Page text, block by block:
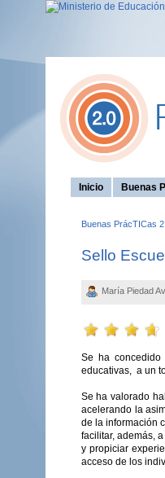
Inicio Buenas
Buenas PrácTICas
Sello
María Piedad
Se ha
educativas, a un
Se ha valorado
acelerando la
de la información
facilitar, además,
y propiciar
acceso de los